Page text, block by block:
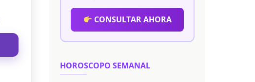
CONSULTAR AHORA
HOROSCOPO SEMANAL